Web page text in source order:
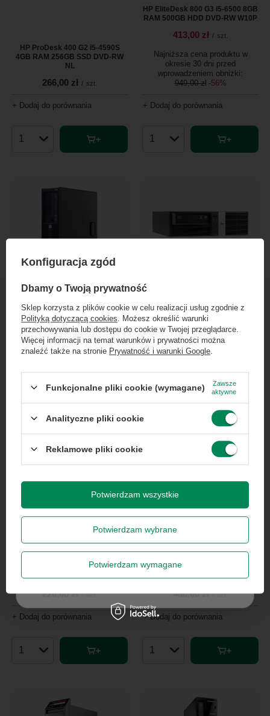
HP ProDesk 400 G2 i5-4590S
4GB RAM 256GB SSD DVD-RW
NL
266,00 zł / szt.
+ Dodaj do porównania
Ilość produktów
HP EliteDesk 800 G3 i5-6500 8GB
RAM 500GB HDD DVD-RW W10P
413,00 zł / szt.
Najniższa cena produktu w
okresie 30 dni przed
wprowadzeniem obniżki:
949,00 zł -56%
+ Dodaj do porównania
Ilość produktów
PROMOCJA
500GB HDD DVD-RW NL
213,00 zł / szt.
Najniższa cena produktu w
okresie 30 dni przed
wprowadzeniem obniżki:
278,00 zł -23%
+ Dodaj do porównania
Ilość produktów
HP RP5 RSM Pentium G3420 4GB
RAM 1TB HDD DVD-RW NL
+ Dodaj do porównania
4GB RAM 500GB HDD DVD-RW
NL
220,00 zł / szt.
+ Dodaj do porównania
Ilość produktów
Lenovo V520s i5-7400 8GB RAM
256GB M.2 DVD-RW W10P
480,00 zł / szt.
+ Dodaj do porównania
Ilość produktów
Dołącz do newslettera Green
Computers
Zgarnij jako pierwszy informacje o zniżkach i
rabatach w naszym sklepie!
...lub zadzwoń od razu, aby odebrać
przy zamówieniu telefonicznym
50 zł rabatu!
Rabat 50 zł przy zamówieniach powyżej 300 zł. Oferta
obejmuje zamówień hurtowych.
na potrzeby newslettera. Więcej wpolityce
Zapisz się
Konfiguracja zgód
Dbamy o Twoją prywatność
Sklep korzysta z plików cookie w celu realizacji usług zgodnie z
Polityką dotyczącą cookies . Możesz określić warunki
przechowywania lub dostępu do cookie w Twojej przeglądarce.
Więcej informacji na temat warunków i prywatności można
znaleźć także na stronie Prywatność i warunki Google
Funkcjonalne pliki cookie (wymagane)
Zawsze
aktywne
Analityczne pliki cookie
Reklamowe pliki cookie
Potwierdzam wybrane
Potwierdzam wymagane
Potwierdzam wszystkie